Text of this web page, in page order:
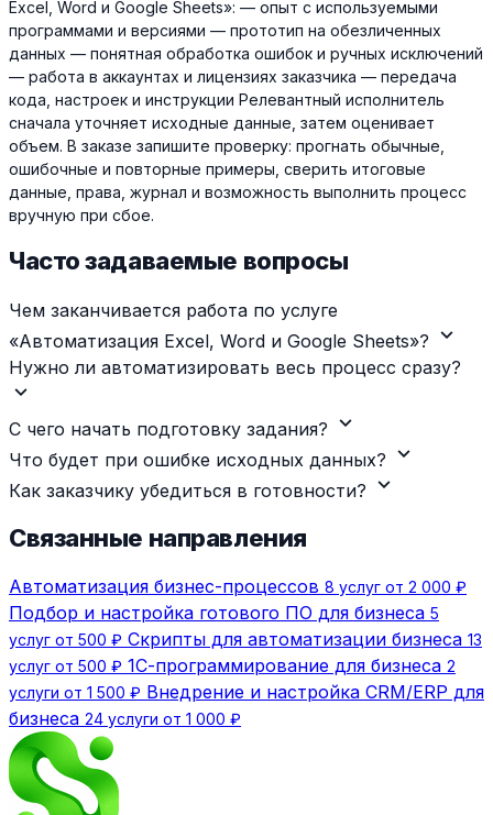
Excel, Word и Google Sheets»: — опыт с используемыми
программами и версиями — прототип на обезличенных
данных — понятная обработка ошибок и ручных исключений
— работа в аккаунтах и лицензиях заказчика — передача
кода, настроек и инструкции Релевантный исполнитель
сначала уточняет исходные данные, затем оценивает
объем. В заказе запишите проверку: прогнать обычные,
ошибочные и повторные примеры, сверить итоговые
данные, права, журнал и возможность выполнить процесс
вручную при сбое.
Часто задаваемые вопросы
Чем заканчивается работа по услуге
«Автоматизация Excel, Word и Google Sheets»? expand_more
Нужно ли автоматизировать весь процесс сразу?
expand_more
С чего начать подготовку задания? expand_more
Что будет при ошибке исходных данных? expand_more
Как заказчику убедиться в готовности? expand_more
Связанные направления
Автоматизация бизнес-процессов 8 услуг от 2 000 ₽
Подбор и настройка готового ПО для бизнеса 5
услуг от 500 ₽ Скрипты для автоматизации бизнеса 13
услуг от 500 ₽ 1С-программирование для бизнеса 2
услуги от 1 500 ₽ Внедрение и настройка CRM/ERP для
бизнеса 24 услуги от 1 000 ₽